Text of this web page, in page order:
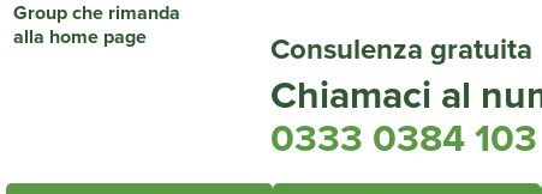
Consulenza gratuita
Chiamaci al
0333 0384 103